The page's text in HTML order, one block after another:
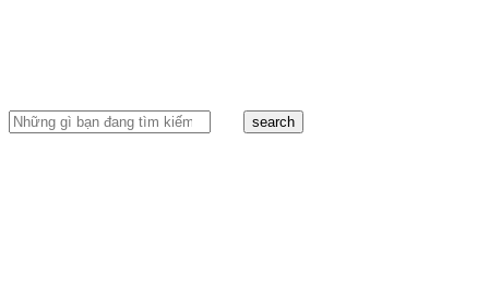
search